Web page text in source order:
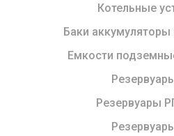
Котельные
Баки
Емкости
Резервуары